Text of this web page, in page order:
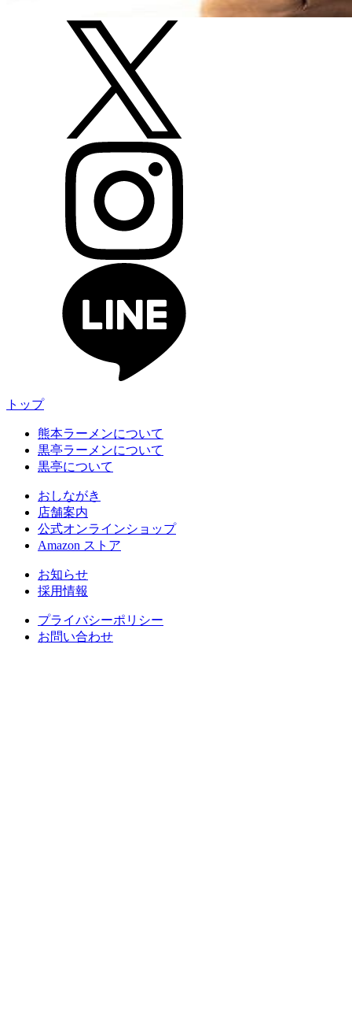
トップ
熊本ラーメンについて
黒亭ラーメンについて
黒亭について
おしながき
店舗案内
公式オンラインショップ
Amazon ストア
お知らせ
採用情報
プライバシーポリシー
お問い合わせ